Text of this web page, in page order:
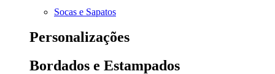
Socas e Sapatos
Personalizações
Bordados e Estampados